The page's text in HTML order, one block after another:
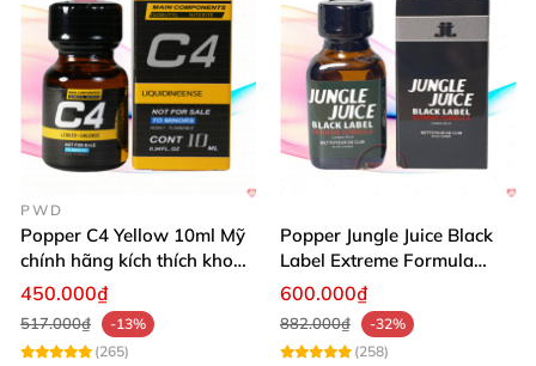
PWD
Popper C4 Yellow 10ml Mỹ
chính hãng kích thích khoái
cảm
450.000₫
517.000₫
-13%
(265)
Popper Jungle Juice Black
Label Extreme Formula
30ml
600.000₫
882.000₫
-32%
(258)